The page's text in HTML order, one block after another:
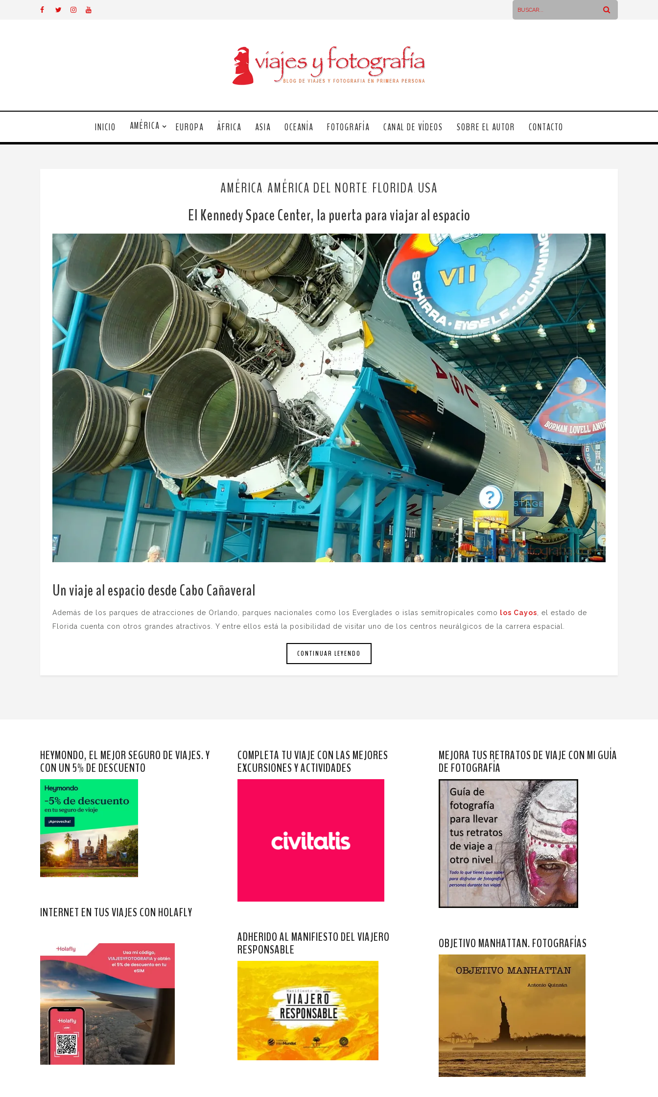
INICIO AMÉRICA EUROPA ÁFRICA ASIA OCEANÍA FOTOGRAFÍA CANAL DE VÍDEOS SOBRE EL AUTOR CONTACTO
AMÉRICA AMÉRICA DEL NORTE FLORIDA USA
El Kennedy Space Center, la puerta para viajar al espacio
Un viaje al espacio desde Cabo Cañaveral
Además de los parques de atracciones de Orlando, parques nacionales como los Everglades o islas semitropicales como los Cayos , el estado de
Florida cuenta con otros grandes atractivos. Y entre ellos está la posibilidad de visitar uno de los centros neurálgicos de la carrera espacial.
CONTINUAR LEYENDO
HEYMONDO, EL MEJOR SEGURO DE VIAJES. Y
CON UN 5% DE DESCUENTO
INTERNET EN TUS VIAJES CON HOLAFLY
COMPLETA TU VIAJE CON LAS MEJORES
EXCURSIONES Y ACTIVIDADES
ADHERIDO AL MANIFIESTO DEL VIAJERO
RESPONSABLE
MEJORA TUS RETRATOS DE VIAJE CON MI GUÍA
DE FOTOGRAFÍA
OBJETIVO MANHATTAN. FOTOGRAFÍAS